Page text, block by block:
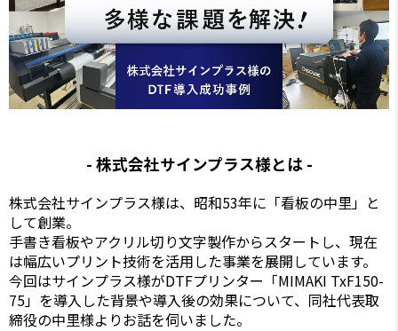
- 株式会社サインプラス様とは -
株式会社サインプラス様は、昭和53年に「看板の中里」と
して創業。
手書き看板やアクリル切り文字製作からスタートし、現在
は幅広いプリント技術を活用した事業を展開しています。
今回はサインプラス様がDTFプリンター「MIMAKI TxF150-
75」を導入した背景や導入後の効果について、同社代表取
締役の中里様よりお話を伺いました。